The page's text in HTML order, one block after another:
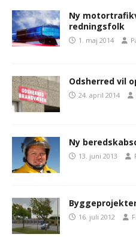
Ny
redningsfolk
1. maj 2014
Odsherred vil
24. april 2014
Ny
13. juni 2013
16. juli 2012